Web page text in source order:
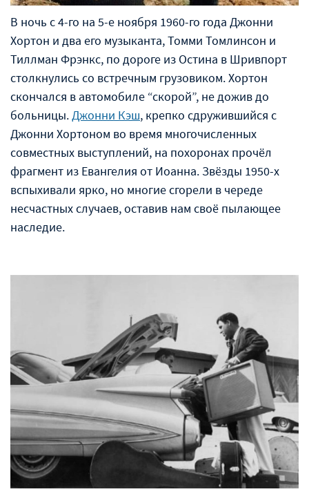
В ночь с 4-го на 5-е ноября 1960-го года Джонни
Хортон и два его музыканта, Томми Томлинсон и
Тиллман Фрэнкс, по дороге из Остина в Шривпорт
столкнулись со встречным грузовиком. Хортон
скончался в автомобиле “скорой”, не дожив до
больницы.Джонни Кэш, крепко сдружившийся с
Джонни Хортоном во время многочисленных
совместных выступлений, на похоронах прочёл
фрагмент из Евангелия от Иоанна. Звёзды 1950-х
вспыхивали ярко, но многие сгорели в череде
несчастных случаев, оставив нам своё пылающее
наследие.